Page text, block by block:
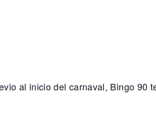
al inicio del carnaval, Bingo 90